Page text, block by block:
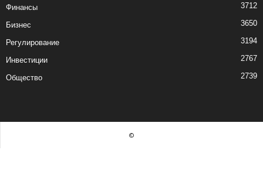
Финансы 3712
Бизнес 3650
Регулирование 3194
Инвестиции 2767
Общество 2739
©